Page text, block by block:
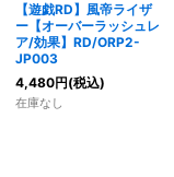
【遊戯RD】風帝ライザ
ー【オーバーラッシュレ
ア/効果】RD/ORP2-
JP003
4,480円(税込)
在庫なし